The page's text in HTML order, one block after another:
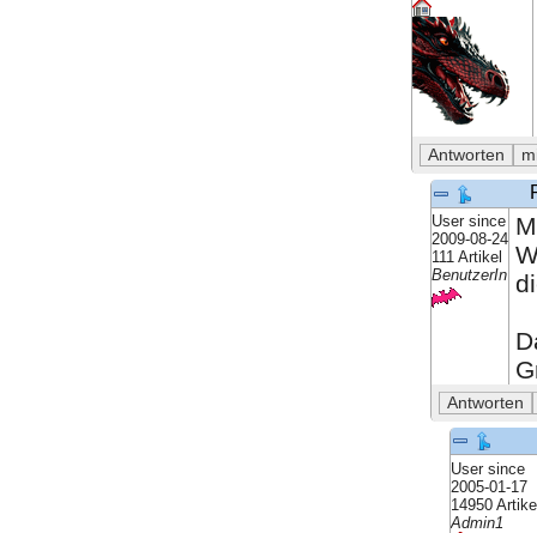
User since
2009-08-24
111 Artikel
BenutzerIn
User since
2005-01-17
14950
Admin1